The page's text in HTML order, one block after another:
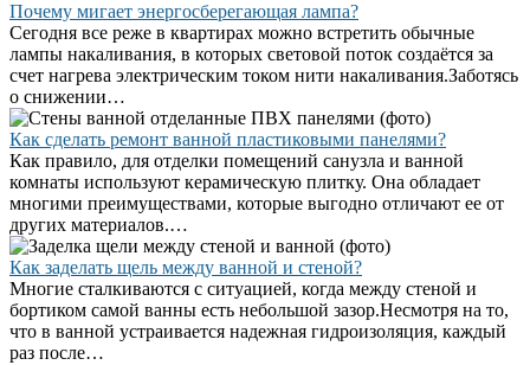
Почему мигает энергосберегающая лампа?
Сегодня все реже в квартирах можно встретить обычные
лампы накаливания, в которых световой поток создаётся за
счет нагрева электрическим током нити накаливания.Заботясь
о снижении…
Как сделать ремонт ванной пластиковыми панелями?
Как правило, для отделки помещений санузла и ванной
комнаты используют керамическую плитку. Она обладает
многими преимуществами, которые выгодно отличают ее от
других материалов.…
Как заделать щель между ванной и стеной?
Многие сталкиваются с ситуацией, когда между стеной и
бортиком самой ванны есть небольшой зазор.Несмотря на то,
что в ванной устраивается надежная гидроизоляция, каждый
раз после…